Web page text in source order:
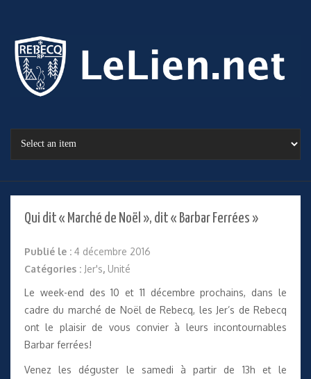
Qui dit « Marché de Noël », dit « Barbar Ferrées »
Publié le : 4 décembre 2016
Catégories : Jer's, Unité
Le week-end des 10 et 11 décembre prochains, dans le
cadre du marché de Noël de Rebecq, les Jer’s de Rebecq
ont le plaisir de vous convier à leurs incontournables
Barbar ferrées!
Venez les déguster le samedi à partir de 13h et le